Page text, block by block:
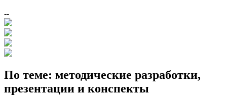
--
По теме: методические разработки,
презентации и конспекты